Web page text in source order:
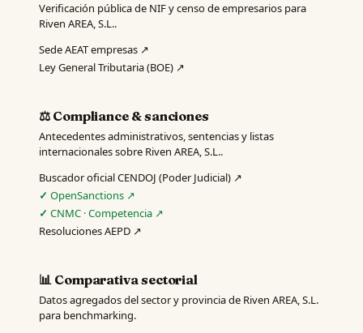
Verificación pública de NIF y censo de empresarios para
Riven AREA, S.L..
Sede AEAT empresas ↗
Ley General Tributaria (BOE) ↗
⚖️ Compliance & sanciones
Antecedentes administrativos, sentencias y listas
internacionales sobre Riven AREA, S.L..
Buscador oficial CENDOJ (Poder Judicial) ↗
OpenSanctions ↗
CNMC · Competencia ↗
Resoluciones AEPD ↗
📊 Comparativa sectorial
Datos agregados del sector y provincia de Riven AREA, S.L.
para benchmarking.